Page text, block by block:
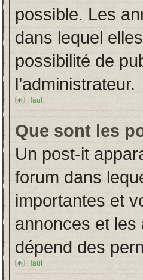
possible. Les
dans lequel
possibilité de
l’administrateur.
Haut
Que sont les
Un post-it
forum dans
importantes et
annonces et les
dépend des
Haut